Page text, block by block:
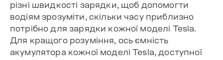
різні швидкості зарядки, щоб допомогти
водіям зрозуміти, скільки часу приблизно
потрібно для зарядки кожної моделі Tesla.
Для кращого розуміння, ось ємність
акумулятора кожної моделі Tesla, доступної